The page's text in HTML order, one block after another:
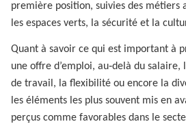
première position, suivies des métiers
les espaces verts, la sécurité et la
Quant à savoir ce qui est important à
une offre d’emploi, au‑delà du salaire,
de travail, la flexibilité ou encore la
les éléments les plus souvent mis en
perçus comme favorables dans le